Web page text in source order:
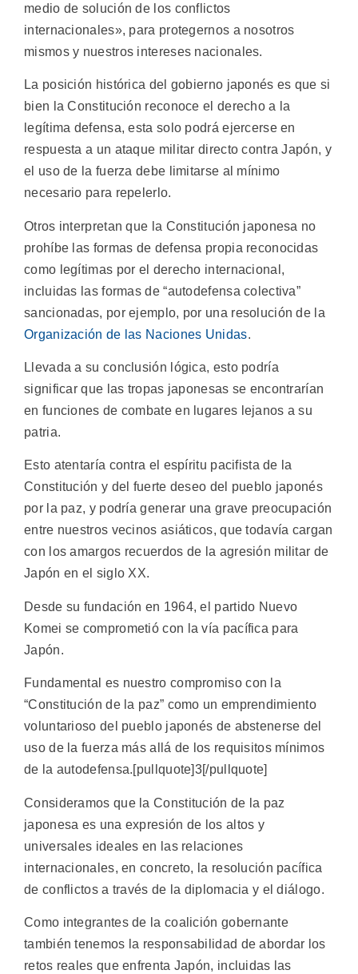
medio de solución de los conflictos
internacionales», para protegernos a nosotros
mismos y nuestros intereses nacionales.
La posición histórica del gobierno japonés es que si
bien la Constitución reconoce el derecho a la
legítima defensa, esta solo podrá ejercerse en
respuesta a un ataque militar directo contra Japón, y
el uso de la fuerza debe limitarse al mínimo
necesario para repelerlo.
Otros interpretan que la Constitución japonesa no
prohíbe las formas de defensa propia reconocidas
como legítimas por el derecho internacional,
incluidas las formas de “autodefensa colectiva”
sancionadas, por ejemplo, por una resolución de la
Organización de las Naciones Unidas.
Llevada a su conclusión lógica, esto podría
significar que las tropas japonesas se encontrarían
en funciones de combate en lugares lejanos a su
patria.
Esto atentaría contra el espíritu pacifista de la
Constitución y del fuerte deseo del pueblo japonés
por la paz, y podría generar una grave preocupación
entre nuestros vecinos asiáticos, que todavía cargan
con los amargos recuerdos de la agresión militar de
Japón en el siglo XX.
Desde su fundación en 1964, el partido Nuevo
Komei se comprometió con la vía pacífica para
Japón.
Fundamental es nuestro compromiso con la
“Constitución de la paz” como un emprendimiento
voluntarioso del pueblo japonés de abstenerse del
uso de la fuerza más allá de los requisitos mínimos
de la autodefensa.[pullquote]3[/pullquote]
Consideramos que la Constitución de la paz
japonesa es una expresión de los altos y
universales ideales en las relaciones
internacionales, en concreto, la resolución pacífica
de conflictos a través de la diplomacia y el diálogo.
Como integrantes de la coalición gobernante
también tenemos la responsabilidad de abordar los
retos reales que enfrenta Japón, incluidas las